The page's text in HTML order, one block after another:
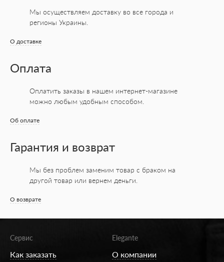
Мы осуществляем доставку во все города и
регионы Украины.
О доставке
Оплата
Оплатить заказы в нашем интернет-магазине
можно любым удобным способом.
Об оплате
Гарантия и возврат
Мы без проблем заменим товар с браком на
другой товар или вернем деньги.
О возврате
Сервис
Как заказать
Elegante
О компании